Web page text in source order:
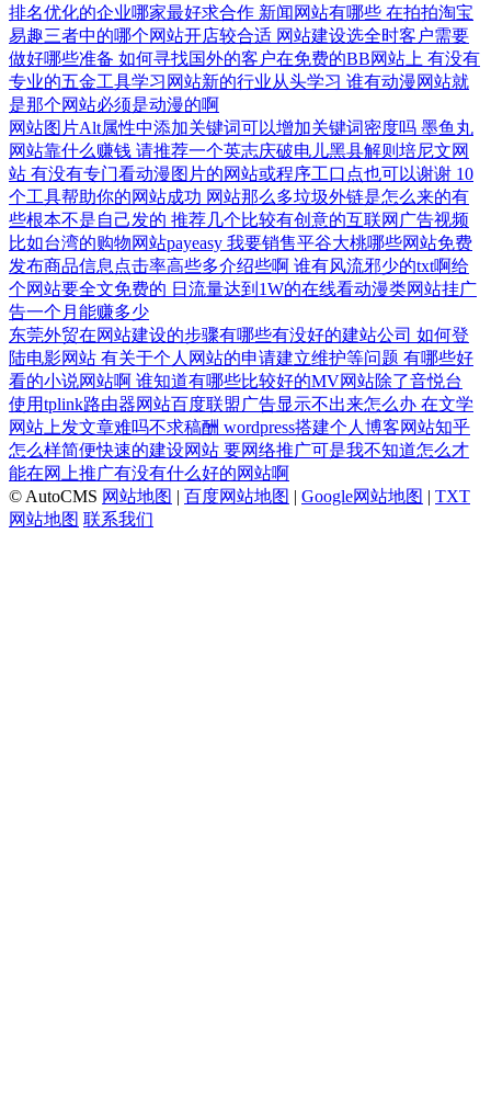
排名优化的企业哪家最好求合作 新闻网站有哪些 在拍拍淘宝
易趣三者中的哪个网站开店较合适 网站建设选全时客户需要
做好哪些准备 如何寻找国外的客户在免费的BB网站上 有没有
专业的五金工具学习网站新的行业从头学习 谁有动漫网站就
是那个网站必须是动漫的啊
网站图片Alt属性中添加关键词可以增加关键词密度吗 墨鱼丸
网站靠什么赚钱 请推荐一个英志庆破电儿黑县解则培尼文网
站 有没有专门看动漫图片的网站或程序工口点也可以谢谢 10
个工具帮助你的网站成功 网站那么多垃圾外链是怎么来的有
些根本不是自己发的 推荐几个比较有创意的互联网广告视频
比如台湾的购物网站payeasy 我要销售平谷大桃哪些网站免费
发布商品信息点击率高些多介绍些啊 谁有风流邪少的txt啊给
个网站要全文免费的 日流量达到1W的在线看动漫类网站挂广
告一个月能赚多少
东莞外贸在网站建设的步骤有哪些有没好的建站公司 如何登
陆电影网站 有关于个人网站的申请建立维护等问题 有哪些好
看的小说网站啊 谁知道有哪些比较好的MV网站除了音悦台
使用tplink路由器网站百度联盟广告显示不出来怎么办 在文学
网站上发文章难吗不求稿酬 wordpress搭建个人博客网站知乎
怎么样简便快速的建设网站 要网络推广可是我不知道怎么才
能在网上推广有没有什么好的网站啊
© AutoCMS 网站地图 | 百度网站地图 | Google网站地图 | TXT
网站地图 联系我们